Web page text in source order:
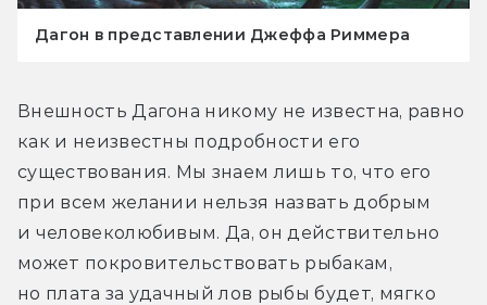
Дагон в представлении Джеффа Риммера
Внешность Дагона никому не известна, равно
как и неизвестны подробности его
существования. Мы знаем лишь то, что его
при всем желании нельзя назвать добрым
и человеколюбивым. Да, он действительно
может покровительствовать рыбакам,
но плата за удачный лов рыбы будет, мягко